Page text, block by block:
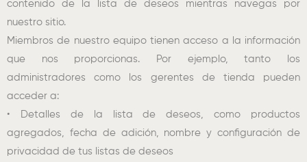
contenido de la lista de deseos mientras navegas por
nuestro sitio.
Miembros de nuestro equipo tienen acceso a la información
que nos proporcionas. Por ejemplo, tanto los
administradores como los gerentes de tienda pueden
acceder a:
• Detalles de la lista de deseos, como productos
agregados, fecha de adición, nombre y configuración de
privacidad de tus listas de deseos